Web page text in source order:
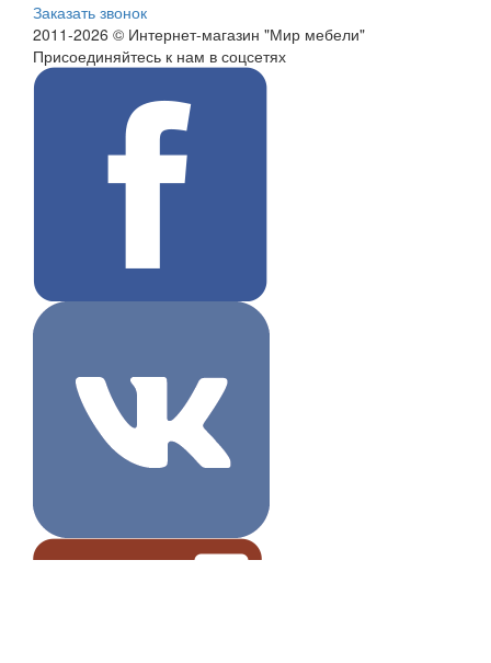
Заказать звонок
2011-2026 © Интернет-магазин "Мир мебели"
Присоединяйтесь к нам в соцсетях